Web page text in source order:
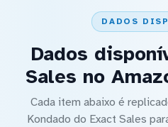
DADOS
Dados
Sales no
Cada item abaixo é
Kondado do Exact Sales